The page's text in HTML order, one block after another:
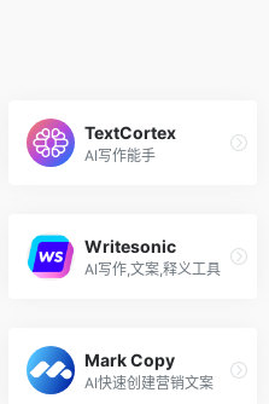
TextCortex
AI写作能手
Writesonic
AI写作,文案,释义工具
Mark Copy
AI快速创建营销文案